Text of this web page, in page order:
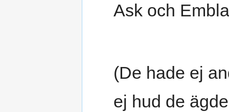
Ask och
(De hade ej
ej hud de